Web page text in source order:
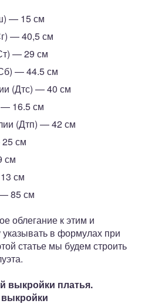
— 15 см
— 40,5 см
— 29 см
— 44.5 см
(Дтс) — 40 см
16.5 см
(Дтп) — 42 см
см
см
см
85 см
облегание к этим и
в формулах при
статье мы будем строить
выкройки платья.